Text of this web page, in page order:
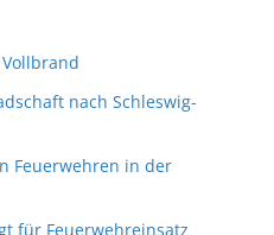
nach Schleswig-
Feuerwehren in der
für Feuerwehreinsatz